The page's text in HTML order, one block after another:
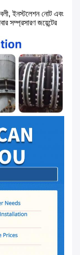
ইনস্টলেশন নোট এবং
সম্প্রসারণ জয়েন্টের